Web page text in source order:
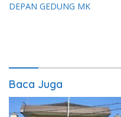
DEPAN GEDUNG MK
Baca Juga